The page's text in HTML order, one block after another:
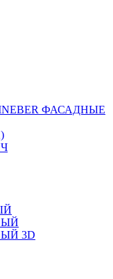
ФАСАДНЫЕ
3D